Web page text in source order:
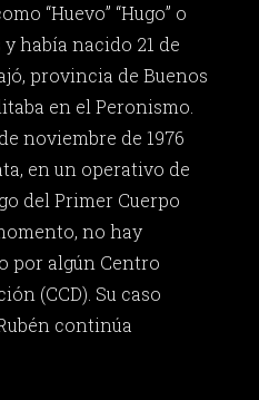
“Huevo” “Hugo” o
y había nacido 21 de
provincia de Buenos
en el Peronismo.
noviembre de 1976
en un operativo de
del Primer Cuerpo
no hay
por algún Centro
(CCD). Su caso
continúa